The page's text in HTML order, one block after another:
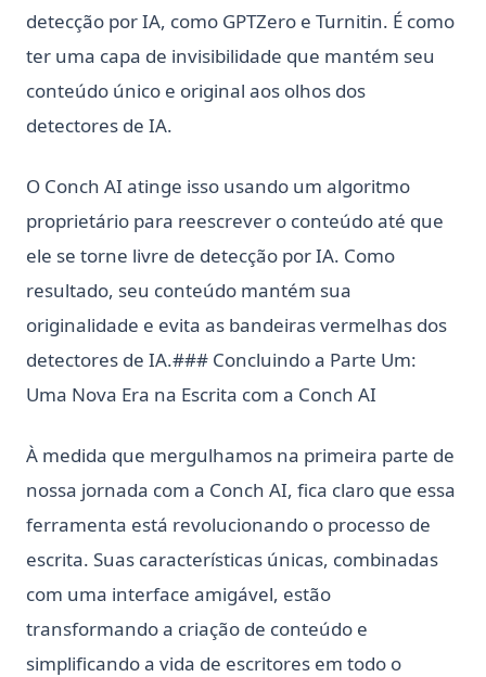
detecção por IA, como GPTZero e Turnitin. É como
ter uma capa de invisibilidade que mantém seu
conteúdo único e original aos olhos dos
detectores de IA.
O Conch AI atinge isso usando um algoritmo
proprietário para reescrever o conteúdo até que
ele se torne livre de detecção por IA. Como
resultado, seu conteúdo mantém sua
originalidade e evita as bandeiras vermelhas dos
detectores de IA.### Concluindo a Parte Um:
Uma Nova Era na Escrita com a Conch AI
À medida que mergulhamos na primeira parte de
nossa jornada com a Conch AI, fica claro que essa
ferramenta está revolucionando o processo de
escrita. Suas características únicas, combinadas
com uma interface amigável, estão
transformando a criação de conteúdo e
simplificando a vida de escritores em todo o